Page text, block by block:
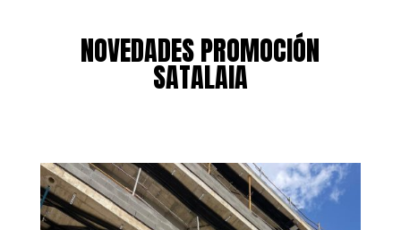
NOVEDADES PROMOCIÓN
SATALAIA